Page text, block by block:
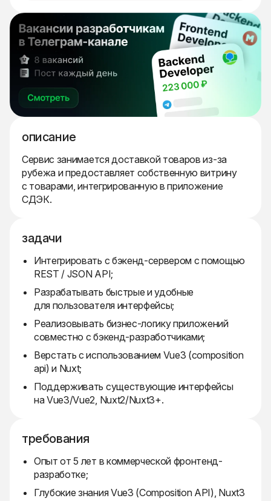
описание
Сервис занимается доставкой товаров из-за
рубежа и предоставляет собственную витрину
с товарами, интегрированную в приложение
СДЭК.
задачи
Интегрировать с бэкенд-сервером с помощью
REST / JSON API;
Разрабатывать быстрые и удобные
для пользователя интерфейсы;
Реализовывать бизнес-логику приложений
совместно с бэкенд-разработчиками;
Верстать с использованием Vue3 (composition
api) и Nuxt;
Поддерживать существующие интерфейсы
на Vue3/Vue2, Nuxt2/Nuxt3+.
требования
Опыт от 5 лет в коммерческой фронтенд-
разработке;
Глубокие знания Vue3 (Composition API), Nuxt3